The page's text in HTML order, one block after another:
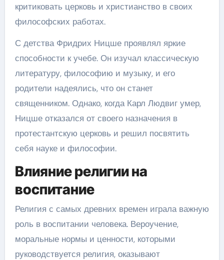
критиковать церковь и христианство в своих
философских работах.
С детства Фридрих Ницше проявлял яркие
способности к учебе. Он изучал классическую
литературу, философию и музыку, и его
родители надеялись, что он станет
священником. Однако, когда Карл Людвиг умер,
Ницше отказался от своего назначения в
протестантскую церковь и решил посвятить
себя науке и философии.
Влияние религии на
воспитание
Религия с самых древних времен играла важную
роль в воспитании человека. Вероучение,
моральные нормы и ценности, которыми
руководствуется религия, оказывают